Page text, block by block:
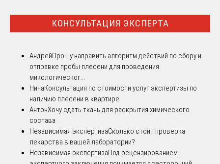
КОНСУЛЬТАЦИЯ ЭКСПЕРТА
АндрейПрошу направить алгоритм действий по сбору и
отправке пробы плесени для проведения
микологическог...
НинаКонсультация по стоимости услуг экспертизы по
наличию плесени в квартире
АнтонХочу сдать ткань для раскрытия химического
состава
Независимая экспертизаСколько стоит проверка
лекарства в вашей лаборатории?
Независимая экспертизаПод рецензированием